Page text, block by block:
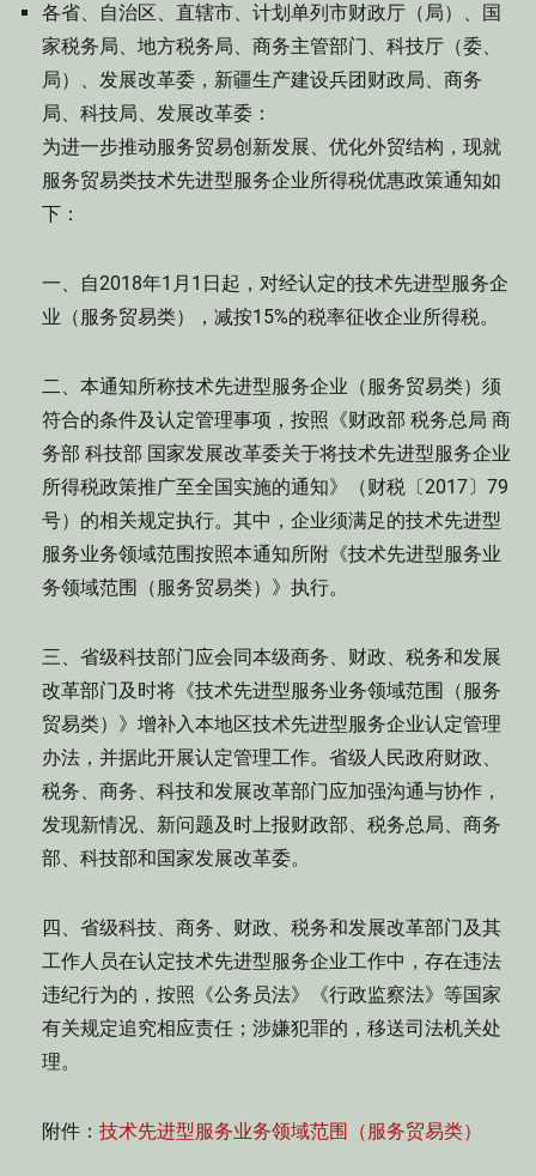
各省、自治区、直辖市、计划单列市财政厅（局）、国
家税务局、地方税务局、商务主管部门、科技厅（委、
局）、发展改革委，新疆生产建设兵团财政局、商务
局、科技局、发展改革委：
为进一步推动服务贸易创新发展、优化外贸结构，现就
服务贸易类技术先进型服务企业所得税优惠政策通知如
下：
一、自2018年1月1日起，对经认定的技术先进型服务企
业（服务贸易类），减按15%的税率征收企业所得税。
二、本通知所称技术先进型服务企业（服务贸易类）须
符合的条件及认定管理事项，按照《财政部 税务总局 商
务部 科技部 国家发展改革委关于将技术先进型服务企业
所得税政策推广至全国实施的通知》（财税〔2017〕79
号）的相关规定执行。其中，企业须满足的技术先进型
服务业务领域范围按照本通知所附《技术先进型服务业
务领域范围（服务贸易类）》执行。
三、省级科技部门应会同本级商务、财政、税务和发展
改革部门及时将《技术先进型服务业务领域范围（服务
贸易类）》增补入本地区技术先进型服务企业认定管理
办法，并据此开展认定管理工作。省级人民政府财政、
税务、商务、科技和发展改革部门应加强沟通与协作，
发现新情况、新问题及时上报财政部、税务总局、商务
部、科技部和国家发展改革委。
四、省级科技、商务、财政、税务和发展改革部门及其
工作人员在认定技术先进型服务企业工作中，存在违法
违纪行为的，按照《公务员法》《行政监察法》等国家
有关规定追究相应责任；涉嫌犯罪的，移送司法机关处
理。
附件： 技术先进型服务业务领域范围（服务贸易类）